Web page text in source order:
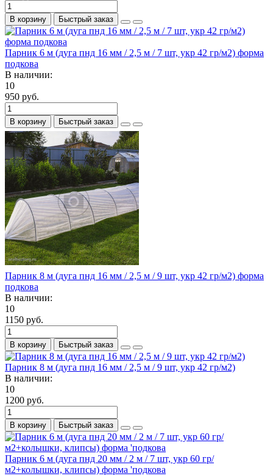
В корзину Быстрый заказ
Парник 6 м (дуга пнд 16 мм / 2,5 м / 7 шт, укр 42 гр/м2) форма
подкова
В наличии:
10
950 руб.
В корзину Быстрый заказ
Парник 8 м (дуга пнд 16 мм / 2,5 м / 9 шт, укр 42 гр/м2) форма
подкова
В наличии:
10
1150 руб.
В корзину Быстрый заказ
Парник 8 м (дуга пнд 16 мм / 2,5 м / 9 шт, укр 42 гр/м2)
В наличии:
10
1200 руб.
В корзину Быстрый заказ
Парник 6 м (дуга пнд 20 мм / 2 м / 7 шт, укр 60 гр/
м2+колышки, клипсы) форма 'подкова